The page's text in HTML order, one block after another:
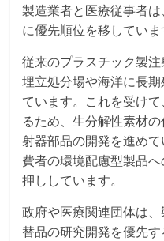
製造業者と医療従事者
に優先順位を移していま
従来のプラスチック製注
埋立処分場や海洋に長
ています。これを受け
るため、生分解性素材
射器部品の開発を進め
費者の環境配慮型製品
押ししています。
政府や医療関連団体は
替品の研究開発を優先